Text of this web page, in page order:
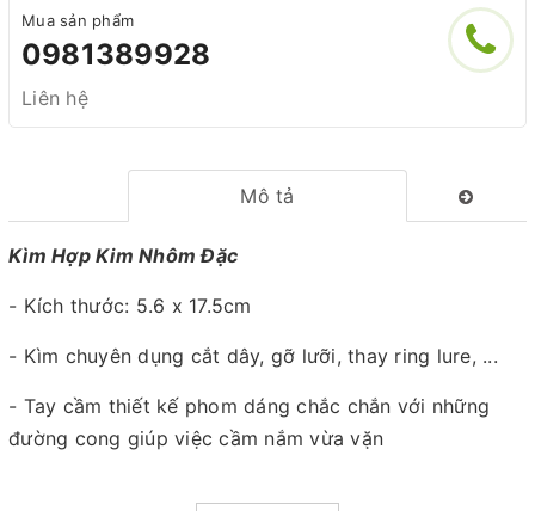
Mua sản phẩm
0981389928
Liên hệ
Mô tả
Kìm Hợp Kim Nhôm Đặc
- Kích thước: 5.6 x 17.5cm
- Kìm chuyên dụng cắt dây, gỡ lưỡi, thay ring lure, ...
- Tay cầm thiết kế phom dáng chắc chắn với những
đường cong giúp việc cầm nắm vừa vặn